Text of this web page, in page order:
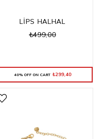
LİPS HALHAL
₺499,00
40% OFF ON CART ₺299,40